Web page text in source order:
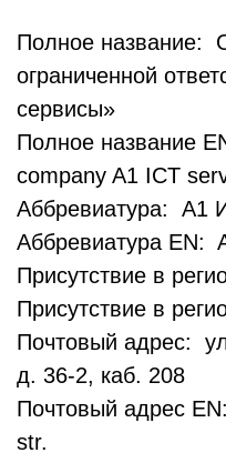
Полное название:
ограниченной
сервисы»
Полное название
company A1 ICT
Аббревиатура: А1
Аббревиатура EN:
Присутствие в
Присутствие в
Почтовый адрес:
д. 36-2, каб. 208
Почтовый адрес
str.